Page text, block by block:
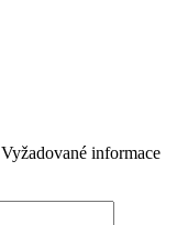
Vyžadované informace